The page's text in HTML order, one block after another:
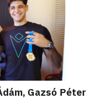
Gazsó Péter